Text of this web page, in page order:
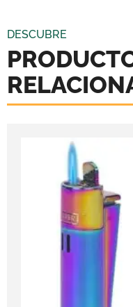
DESCUBRE